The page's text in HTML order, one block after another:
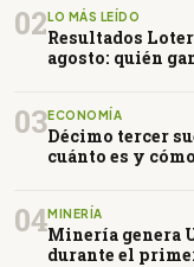
02LO MÁS LEÍDO
Resultados
agosto: quién
03ECONOMÍA
Décimo tercer
cuánto es y
04MINERÍA
Minería genera
durante el